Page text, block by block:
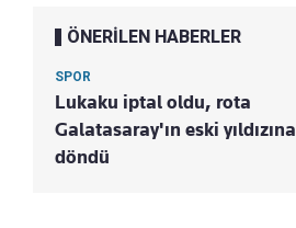
ÖNERİLEN HABERLER
SPOR
Lukaku iptal oldu, rota
Galatasaray'ın eski yıldızına
döndü